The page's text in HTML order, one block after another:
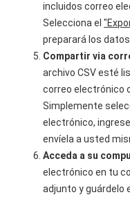
incluidos correo
Selecciona el
preparará los
Compartir via
archivo CSV esté
correo electrónico
Simplemente
electrónico,
envíela a usted
Acceda a su
electrónico en tu
adjunto y guárdelo